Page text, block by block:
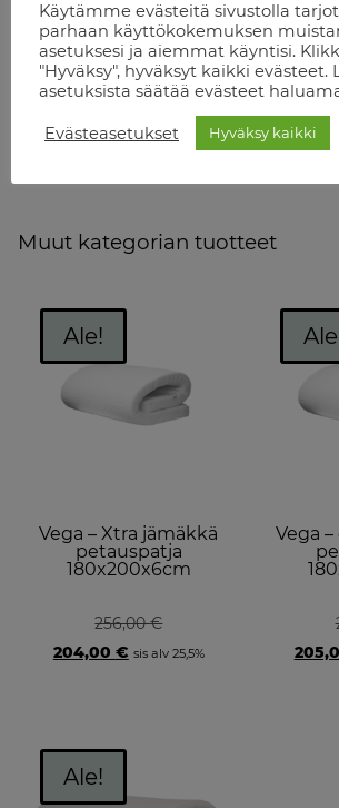
Muut kategorian tuotteet
Ale!
Vega – Xtra jämäkkä
petauspatja
180x200x6cm
256,00€
Original
204,00 €Current
sis alv 25,5%
Vega
Ale!
Käytämme evästeitä sivustolla
parhaan käyttökokemuksen
asetuksesi ja aiemmat käyntisi.
"Hyväksy", hyväksyt kaikki evästeet.
asetuksista säätää evästeet
Evästeasetukset Hyväksy kaikki